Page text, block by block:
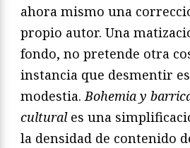
ahora mismo una
propio autor. Una
fondo, no pretende otra
instancia que desmentir
modestia.Bohemia y
culturales una
la densidad de contenido